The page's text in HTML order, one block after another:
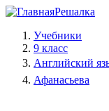
Решалка
Учебники
9 класс
Английский
Афанасьева